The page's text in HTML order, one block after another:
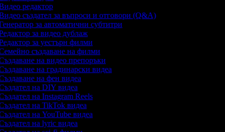
редактор
създател за въпроси и отговори (Q&A)
за автоматични субтитри
за видео дублаж
за уестърн филми
създаване на филми
на видео препоръки
на градинарски видеа
на фен видеа
на DIY видеа
на Instagram Reels
на TikTok видеа
на YouTube видеа
на lyric видеа